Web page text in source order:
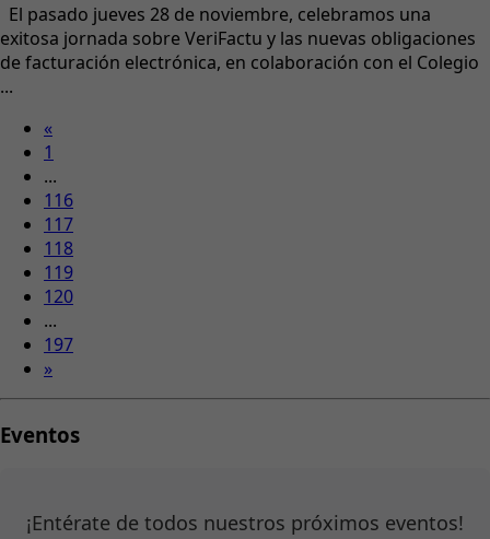
El pasado jueves 28 de noviembre, celebramos una
exitosa jornada sobre VeriFactu y las nuevas obligaciones
de facturación electrónica, en colaboración con el Colegio
...
«
1
...
116
117
118
119
120
...
197
»
Eventos
¡Entérate de todos nuestros próximos eventos!